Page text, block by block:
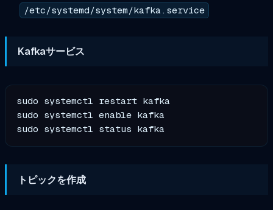
/etc/systemd/system/kafka.service
Kafkaサービス
sudo systemctl restart kafka
sudo systemctl enable kafka
トピックを作成